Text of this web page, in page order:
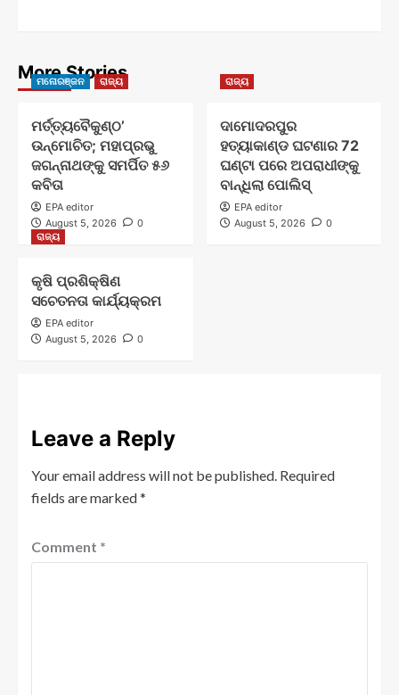
More Stories
ମନୋରଞ୍ଜନ ରାଜ୍ୟ
ମର୍ତ୍ତ୍ୟବୈକୁଣ୍ଠ’
ଉନ୍ମୋଚିତ; ମହାପ୍ରଭୁ
ଜଗନ୍ନାଥଙ୍କୁ ସମର୍ପିତ ୫୬
କବିତା
EPA editor
August 5, 2026
0
ରାଜ୍ୟ
ଦାମୋଦରପୁର
ହତ୍ୟାକାଣ୍ଡ ଘଟଣାର 72
ଘଣ୍ଟା ପରେ ଅପରାଧୀଙ୍କୁ
ବାନ୍ଧିଲା ପୋଲିସ୍
EPA editor
August 5, 2026
0
ରାଜ୍ୟ
କୃଷି ପ୍ରଶିକ୍ଷିଣ
ସଚେତନତା କାର୍ଯ୍ୟକ୍ରମ
EPA editor
August 5, 2026
0
Leave a Reply
Your email address will not be published. Required
fields are marked*
Comment *